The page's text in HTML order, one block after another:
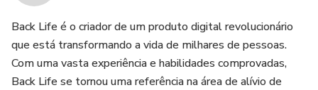
Back Life é o criador de um produto digital revolucionário
que está transformando a vida de milhares de pessoas.
Com uma vasta experiência e habilidades comprovadas,
Back Life se tornou uma referência na área de alívio de